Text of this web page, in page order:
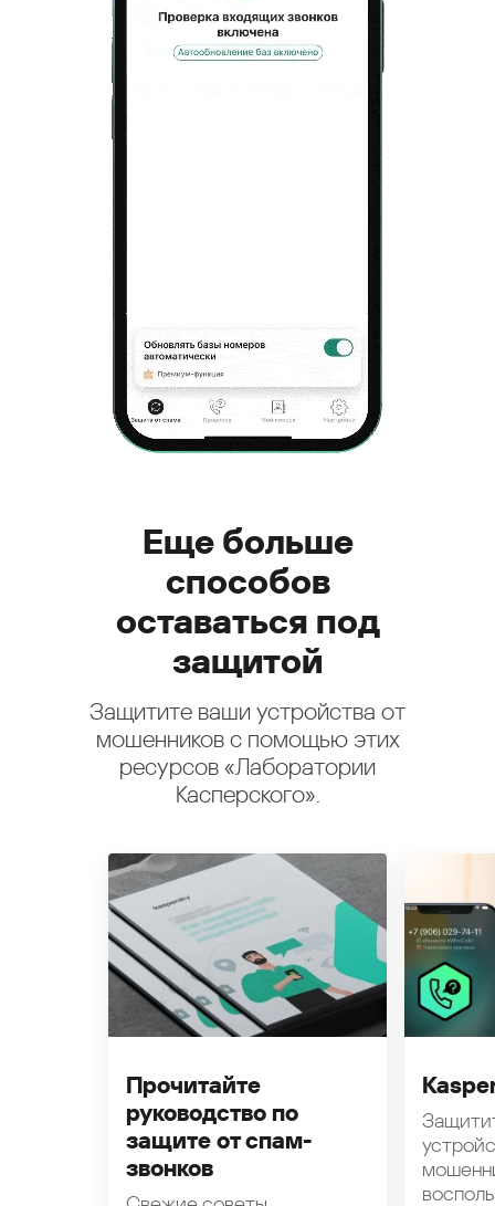
Еще больше
способов
оставаться под
защитой
Защитите ваши устройства от
мошенников с помощью этих
ресурсов «Лаборатории
Касперского».
Прочитайте
руководство по
защите от спам-
звонков